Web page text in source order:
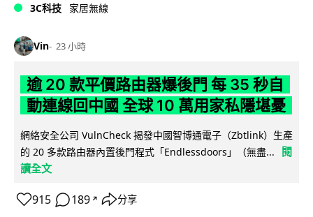
3C科技 家居無線
Vin 23 小時
逾 20 款平價路由器爆後門 每 35 秒自
動連線回中國 全球 10 萬用家私隱堪憂
網絡安全公司 VulnCheck 揭發中國智博通電子（Zbtlink）生產
的 20 多款路由器內置後門程式「Endlessdoors」（無盡...
閱
讀全文
915 189 ↗ 分享